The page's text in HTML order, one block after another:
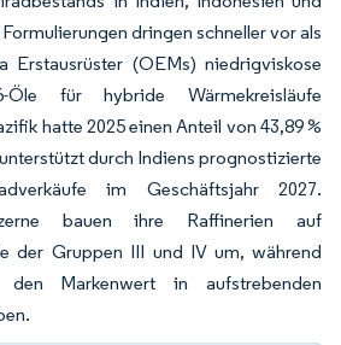
dringen schneller vor als
Erstausrüster (OEMs) niedrigviskose
Öle für hybride Wärmekreisläufe
hatte 2025 einen Anteil von 43,89 %
durch Indiens prognostizierte
im Geschäftsjahr 2027.
bauen ihre Raffinerien auf
der Gruppen III und IV um, während
den Markenwert in aufstrebenden